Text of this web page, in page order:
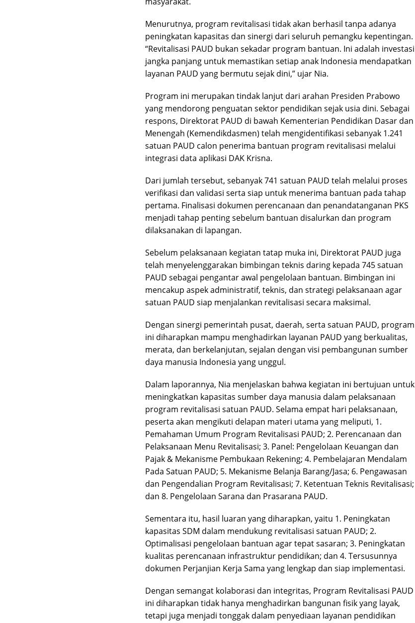
Menurutnya, program revitalisasi tidak akan berhasil tanpa adanya
peningkatan kapasitas dan sinergi dari seluruh pemangku kepentingan.
“Revitalisasi PAUD bukan sekadar program bantuan. Ini adalah investasi
jangka panjang untuk memastikan setiap anak Indonesia mendapatkan
layanan PAUD yang bermutu sejak dini,” ujar Nia.
Program ini merupakan tindak lanjut dari arahan Presiden Prabowo
yang mendorong penguatan sektor pendidikan sejak usia dini. Sebagai
respons, Direktorat PAUD di bawah Kementerian Pendidikan Dasar dan
Menengah (Kemendikdasmen) telah mengidentifikasi sebanyak 1.241
satuan PAUD calon penerima bantuan program revitalisasi melalui
integrasi data aplikasi DAK Krisna.
Dari jumlah tersebut, sebanyak 741 satuan PAUD telah melalui proses
verifikasi dan validasi serta siap untuk menerima bantuan pada tahap
pertama. Finalisasi dokumen perencanaan dan penandatanganan PKS
menjadi tahap penting sebelum bantuan disalurkan dan program
dilaksanakan di lapangan.
Sebelum pelaksanaan kegiatan tatap muka ini, Direktorat PAUD juga
telah menyelenggarakan bimbingan teknis daring kepada 745 satuan
PAUD sebagai pengantar awal pengelolaan bantuan. Bimbingan ini
mencakup aspek administratif, teknis, dan strategi pelaksanaan agar
satuan PAUD siap menjalankan revitalisasi secara maksimal.
Dengan sinergi pemerintah pusat, daerah, serta satuan PAUD, program
ini diharapkan mampu menghadirkan layanan PAUD yang berkualitas,
merata, dan berkelanjutan, sejalan dengan visi pembangunan sumber
daya manusia Indonesia yang unggul.
Dalam laporannya, Nia menjelaskan bahwa kegiatan ini bertujuan untuk
meningkatkan kapasitas sumber daya manusia dalam pelaksanaan
program revitalisasi satuan PAUD. Selama empat hari pelaksanaan,
peserta akan mengikuti delapan materi utama yang meliputi, 1.
Pemahaman Umum Program Revitalisasi PAUD; 2. Perencanaan dan
Pelaksanaan Menu Revitalisasi; 3. Panel: Pengelolaan Keuangan dan
Pajak & Mekanisme Pembukaan Rekening; 4. Pembelajaran Mendalam
Pada Satuan PAUD; 5. Mekanisme Belanja Barang/Jasa; 6. Pengawasan
dan Pengendalian Program Revitalisasi; 7. Ketentuan Teknis Revitalisasi;
dan 8. Pengelolaan Sarana dan Prasarana PAUD.
Sementara itu, hasil luaran yang diharapkan, yaitu 1. Peningkatan
kapasitas SDM dalam mendukung revitalisasi satuan PAUD; 2.
Optimalisasi pengelolaan bantuan agar tepat sasaran; 3. Peningkatan
kualitas perencanaan infrastruktur pendidikan; dan 4. Tersusunnya
dokumen Perjanjian Kerja Sama yang lengkap dan siap implementasi.
Dengan semangat kolaborasi dan integritas, Program Revitalisasi PAUD
ini diharapkan tidak hanya menghadirkan bangunan fisik yang layak,
tetapi juga menjadi tonggak dalam penyediaan layanan pendidikan